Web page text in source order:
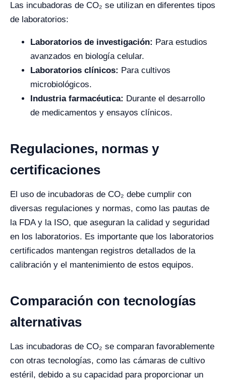
Las incubadoras de CO₂ se utilizan en diferentes tipos
de laboratorios:
Laboratorios de investigación: Para estudios
avanzados en biología celular.
Laboratorios clínicos: Para cultivos
microbiológicos.
Industria farmacéutica: Durante el desarrollo
de medicamentos y ensayos clínicos.
Regulaciones, normas y
certificaciones
El uso de incubadoras de CO₂ debe cumplir con
diversas regulaciones y normas, como las pautas de
la FDA y la ISO, que aseguran la calidad y seguridad
en los laboratorios. Es importante que los laboratorios
certificados mantengan registros detallados de la
calibración y el mantenimiento de estos equipos.
Comparación con tecnologías
alternativas
Las incubadoras de CO₂ se comparan favorablemente
con otras tecnologías, como las cámaras de cultivo
estéril, debido a su capacidad para proporcionar un